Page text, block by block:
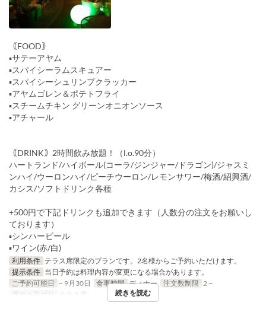
｟FOOD｠
▪︎サテーアヤム
▪︎スパイシーラムスキュアー
▪︎スパイシーシュリンプクラッカー
▪︎アヤムゴレン＆ポテトフライ
▪︎スチームチキン グリーンオニオンソース
▪︎アチャール
｟DRINK｠2時間飲み放題！（l.o.90分）
ハートランド/ハイボール(コーラ/ジンジャー/ドラゴン)/ジャスミ
ンハイ/ウーロンハイ/ピーチウーロン/レモンサワー/梅酒/紹興酒/
カシス/ソフトドリンク各種
+500円で下記ドリンクも追加できます（人数分の注文をお願いし
ております）
▪︎シンハービール
▪︎ワイン(赤/白)
利用条件 テラス席限定のプランです。2名様からご予約いただけます。
提示条件 当日予約は料理内容が変更になる場合があります。
ご予約可能日
~ 9月30日 食事時間 ディナー 注文数制限 2 ~
席のカテゴリ
テラス席 続きを読む